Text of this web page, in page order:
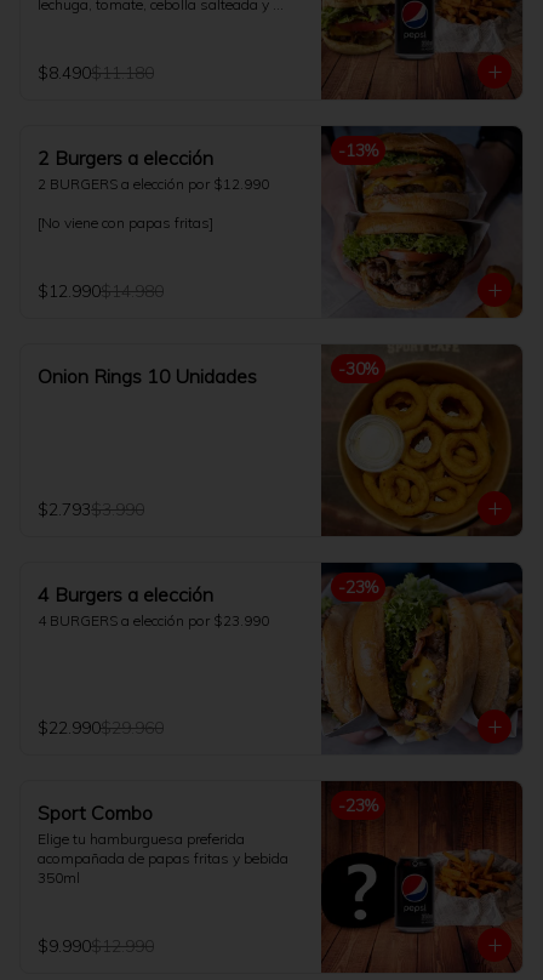
lechuga, tomate, cebolla salteada y
elección.
$8.490$11.180
-13%
2 Burgers a elección
2 BURGERS a elección por $12.990
[No viene con papas fritas]
$12.990$14.980
-30%
Onion Rings 10 Unidades
$2.793$3.990
-23%
4 Burgers a elección
4 BURGERS a elección por $23.990
$22.990$29.960
-23%
Sport Combo
Elige tu hamburguesa preferida
acompañada de papas fritas y bebida
350ml
$9.990$12.990